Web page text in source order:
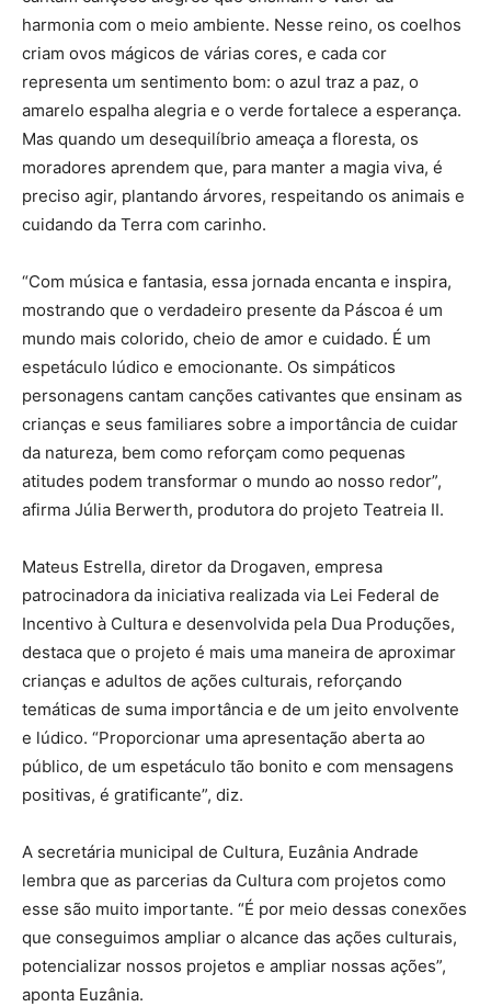
harmonia com o meio ambiente. Nesse reino, os coelhos
criam ovos mágicos de várias cores, e cada cor
representa um sentimento bom: o azul traz a paz, o
amarelo espalha alegria e o verde fortalece a esperança.
Mas quando um desequilíbrio ameaça a floresta, os
moradores aprendem que, para manter a magia viva, é
preciso agir, plantando árvores, respeitando os animais e
cuidando da Terra com carinho.
“Com música e fantasia, essa jornada encanta e inspira,
mostrando que o verdadeiro presente da Páscoa é um
mundo mais colorido, cheio de amor e cuidado. É um
espetáculo lúdico e emocionante. Os simpáticos
personagens cantam canções cativantes que ensinam as
crianças e seus familiares sobre a importância de cuidar
da natureza, bem como reforçam como pequenas
atitudes podem transformar o mundo ao nosso redor”,
afirma Júlia Berwerth, produtora do projeto Teatreia II.
Mateus Estrella, diretor da Drogaven, empresa
patrocinadora da iniciativa realizada via Lei Federal de
Incentivo à Cultura e desenvolvida pela Dua Produções,
destaca que o projeto é mais uma maneira de aproximar
crianças e adultos de ações culturais, reforçando
temáticas de suma importância e de um jeito envolvente
e lúdico. “Proporcionar uma apresentação aberta ao
público, de um espetáculo tão bonito e com mensagens
positivas, é gratificante”, diz.
A secretária municipal de Cultura, Euzânia Andrade
lembra que as parcerias da Cultura com projetos como
esse são muito importante. “É por meio dessas conexões
que conseguimos ampliar o alcance das ações culturais,
potencializar nossos projetos e ampliar nossas ações”,
aponta Euzânia.